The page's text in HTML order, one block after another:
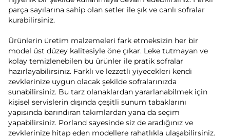
parça sayılarına sahip olan setler ile şık ve canlı sofralar
kurabilirsiniz.
Ürünlerin üretim malzemeleri fark etmeksizin her bir
model üst düzey kalitesiyle öne çıkar. Leke tutmayan ve
kolay temizlenebilen bu ürünler ile pratik sofralar
hazırlayabilirsiniz. Farklı ve lezzetli yiyecekleri kendi
zevklerinize uygun olacak şekilde sofralarınızda
sunabilirsiniz. Bu tarz olanaklardan yararlanabilmek için
kişisel servislerin dışında çeşitli sunum tabaklarını
yapısında barındıran takımlardan yana da seçim
yapabilirsiniz. Porland sayesinde siz de aradığınız ve
zevklerinize hitap eden modellere rahatlıkla ulaşabilirsiniz.